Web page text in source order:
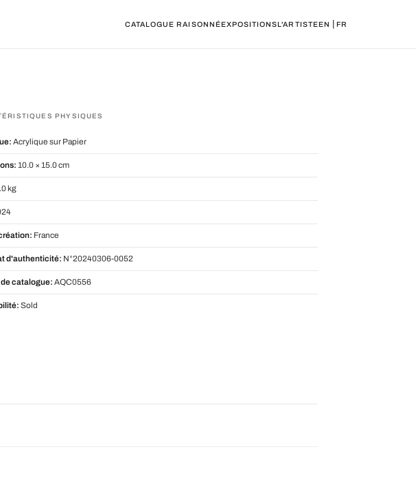
CATALOGUE RAISONNÉEXPOSITIONSL'ARTISTEEN FR
PHYSIQUES
Acrylique sur Papier
10.0 × 15.0 cm
kg
France
d'authenticité: N°20240306-0052
de catalogue: AQC0556
Sold